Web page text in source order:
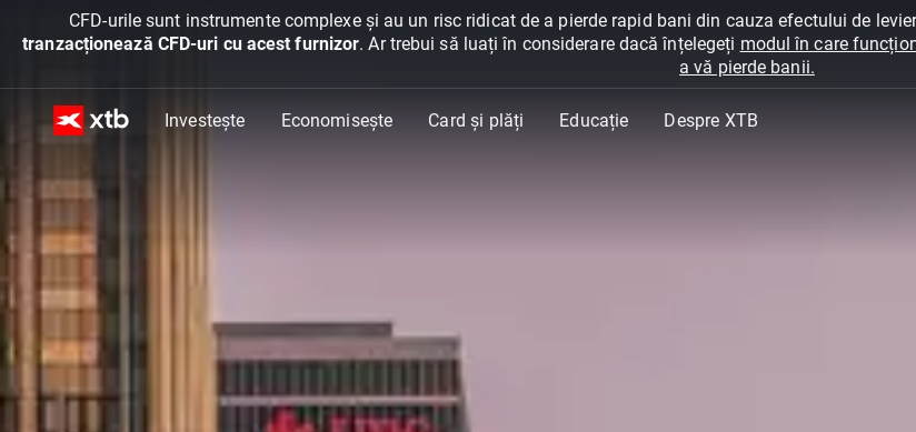
CFD-urile sunt instrumente complexe și au un risc ridicat de a pierde rapid bani din cauza efectului de
tranzacționează CFD-uri cu acest furnizor. Ar trebui să luați în considerare dacă înțelegeți modul în care
a vă pierde banii.
Investește Economisește Card și plăți Educație Despre XTB